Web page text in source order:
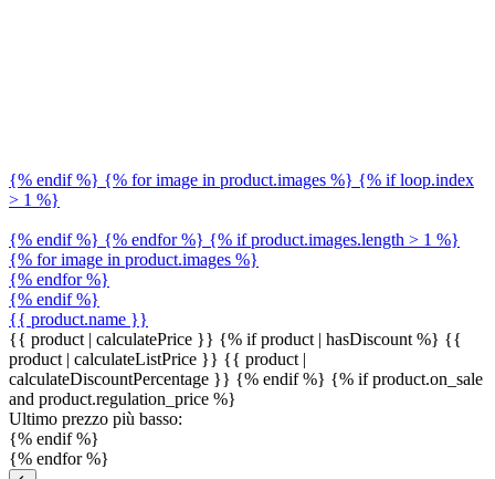
{% endif %} {% for image in product.images %} {% if loop.index
> 1 %}
{% endif %} {% endfor %} {% if product.images.length > 1 %}
{% for image in product.images %}
{% endfor %}
{% endif %}
{{ product.name }}
{{ product | calculatePrice }} {% if product | hasDiscount %} {{
product | calculateListPrice }} {{ product |
calculateDiscountPercentage }} {% endif %} {% if product.on_sale
and product.regulation_price %}
Ultimo prezzo più basso:
{% endif %}
{% endfor %}